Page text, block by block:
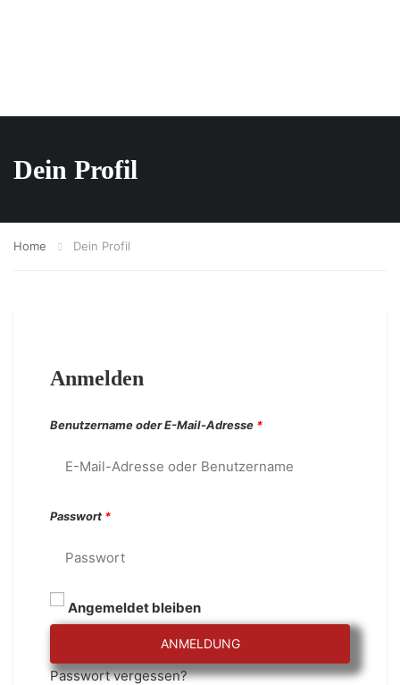
Dein Profil
Home Dein Profil
Anmelden
Benutzername oder E-Mail-Adresse *
Passwort *
Angemeldet bleiben
ANMELDUNG
Passwort vergessen?